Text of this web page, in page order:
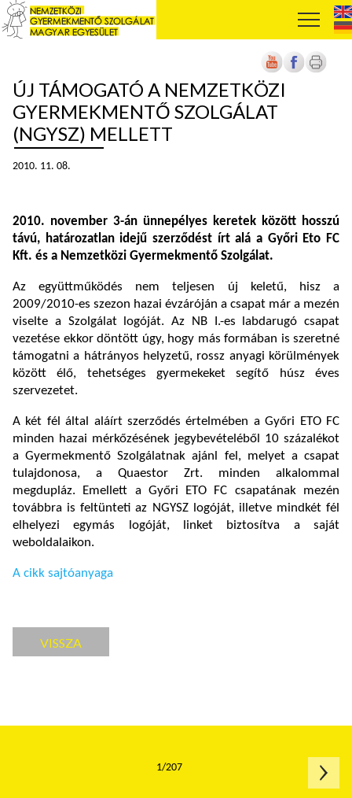
ÚJ TÁMOGATÓ A NEMZETKÖZI
GYERMEKMENTŐ SZOLGÁLAT
(NGYSZ) MELLETT
2010. 11. 08.
2010. november 3-án ünnepélyes keretek között hosszú
távú, határozatlan idejű szerződést írt alá a Győri Eto FC
Kft. és a Nemzetközi Gyermekmentő Szolgálat.
Az együttműködés nem teljesen új keletű, hisz a
2009/2010-es szezon hazai évzáróján a csapat már a mezén
viselte a Szolgálat logóját. Az NB I.-es labdarugó csapat
vezetése ekkor döntött úgy, hogy más formában is szeretné
támogatni a hátrányos helyzetű, rossz anyagi körülmények
között élő, tehetséges gyermekeket segítő húsz éves
szervezetet.
A két fél által aláírt szerződés értelmében a Győri ETO FC
minden hazai mérkőzésének jegybevételéből 10 százalékot
a Gyermekmentő Szolgálatnak ajánl fel, melyet a csapat
tulajdonosa, a Quaestor Zrt. minden alkalommal
megdupláz. Emellett a Győri ETO FC csapatának mezén
továbbra is feltünteti az NGYSZ logóját, illetve mindkét fél
elhelyezi egymás logóját, linket biztosítva a saját
weboldalaikon.
A cikk sajtóanyaga
VISSZA
1/207